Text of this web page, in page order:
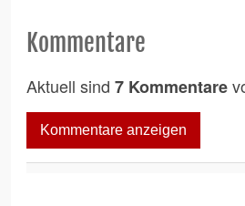
Kommentare
Aktuell sind 7 Kommentare
Kommentare anzeigen